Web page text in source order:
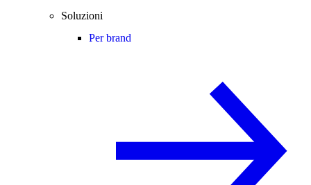
Soluzioni
Per brand